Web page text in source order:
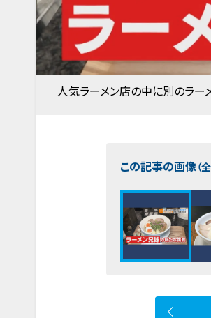
人気ラーメン店の中に別のラー
この記事の画像（